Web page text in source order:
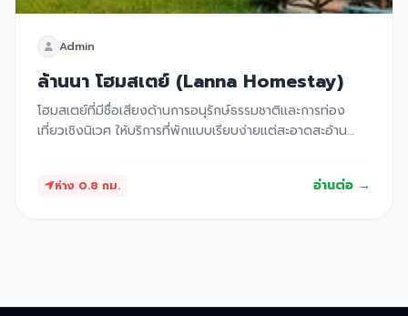
Admin
ล้านนา โฮมสเตย์ (Lanna Homestay)
โฮมสเตย์ที่มีชื่อเสียงด้านการอนุรักษ์ธรรมชาติและการท่อง
เที่ยวเชิงนิเวศ ให้บริการที่พักแบบเรียบง่ายแต่สะอาดสะอ้าน
ห่าง 0.8 กม. อ่านต่อ →